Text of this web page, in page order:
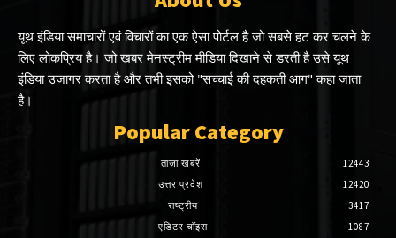
यूथ इंडिया समाचारों एवं विचारों का एक ऐसा पोर्टल है जो सबसे हट कर चलने के
लिए लोकप्रिय है। जो खबर मेनस्ट्रीम मीडिया दिखाने से डरती है उसे यूथ
इंडिया उजागर करता है और तभी इसको "सच्चाई की दहकती आग" कहा जाता
है।
Popular Category
ताज़ा खबरें
12443
उत्तर प्रदेश
12420
राष्ट्रीय
3417
एडिटर चॉइस
1087